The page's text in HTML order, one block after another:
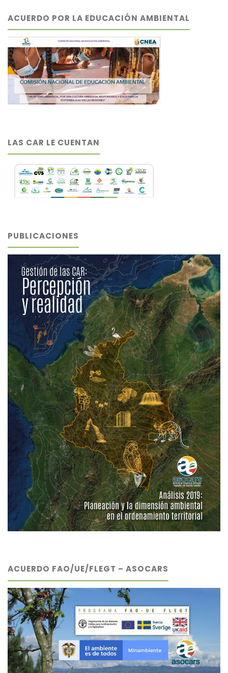
ACUERDO POR LA EDUCACIÓN AMBIENTAL
LAS CAR LE CUENTAN
PUBLICACIONES
ACUERDO FAO/UE/FLEGT – ASOCARS